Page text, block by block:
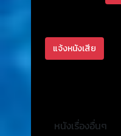
แจ้งหนังเสีย
หนังเรื่องอื่นๆ